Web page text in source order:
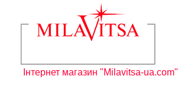
Інтернет магазин "Milavitsa-ua.com"